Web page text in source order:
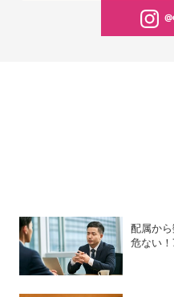
配属か
危ない